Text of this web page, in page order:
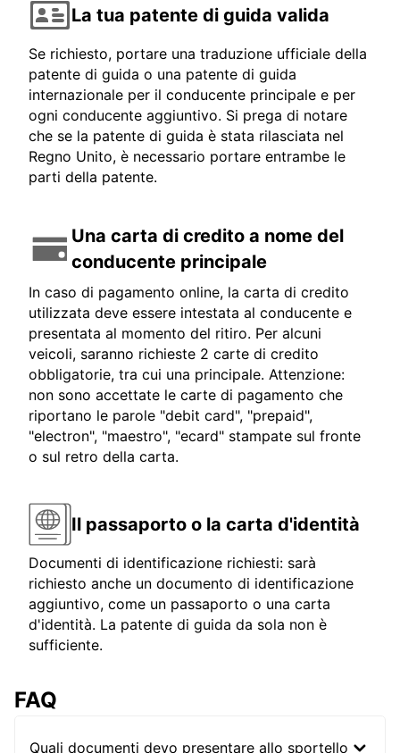
La tua patente di guida valida
Se richiesto, portare una traduzione ufficiale della
patente di guida o una patente di guida
internazionale per il conducente principale e per
ogni conducente aggiuntivo. Si prega di notare
che se la patente di guida è stata rilasciata nel
Regno Unito, è necessario portare entrambe le
parti della patente.
Una carta di credito a nome del
conducente principale
In caso di pagamento online, la carta di credito
utilizzata deve essere intestata al conducente e
presentata al momento del ritiro. Per alcuni
veicoli, saranno richieste 2 carte di credito
obbligatorie, tra cui una principale. Attenzione:
non sono accettate le carte di pagamento che
riportano le parole "debit card", "prepaid",
"electron", "maestro", "ecard" stampate sul fronte
o sul retro della carta.
Il passaporto o la carta d'identità
Documenti di identificazione richiesti: sarà
richiesto anche un documento di identificazione
aggiuntivo, come un passaporto o una carta
d'identità. La patente di guida da sola non è
sufficiente.
FAQ
Quali documenti devo presentare allo sportello